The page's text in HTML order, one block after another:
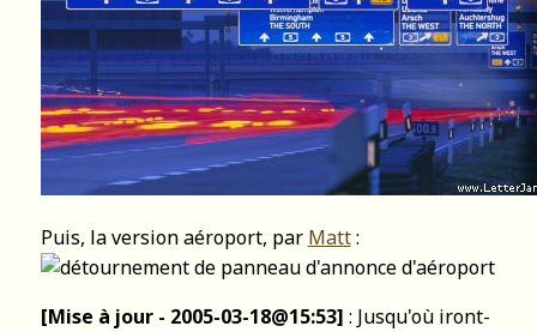
Puis, la version aéroport, par Matt:
[Mise à jour - 2005-03-18@15:53] : Jusqu'où iront-